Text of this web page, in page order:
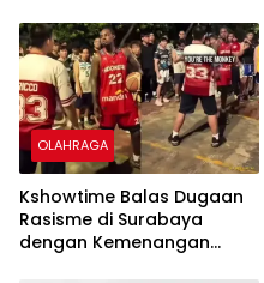
Gratis
OLAHRAGA
Kshowtime Balas Dugaan
Rasisme di Surabaya
dengan Kemenangan